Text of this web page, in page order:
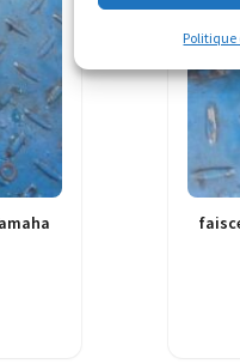
Politique